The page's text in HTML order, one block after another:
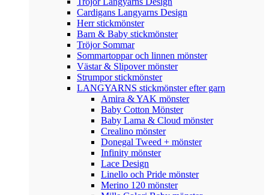
Cardigans Langyarns Design
Herr stickmönster
Barn & Baby stickmönster
Tröjor Sommar
Sommartoppar och linnen mönster
Västar & Slipover mönster
Strumpor stickmönster
LANGYARNS stickmönster efter garn
Amira & YAK mönster
Baby Cotton Mönster
Baby Lama & Cloud mönster
Crealino mönster
Donegal Tweed + mönster
Infinity mönster
Lace Design
Linello och Pride mönster
Merino 120 mönster